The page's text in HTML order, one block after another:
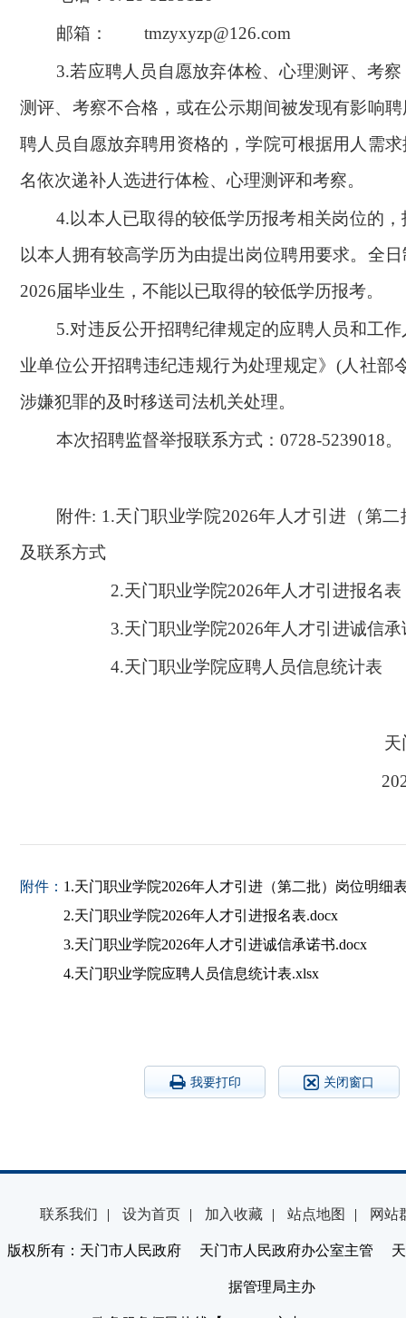
邮箱：
tmzyxyzp@126.com
3.若应聘人员自愿放弃体检、心理测评、考
测评、考察不合格，或在公示期间被发现有影响
聘人员自愿放弃聘用资格的，学院可根据用人需
名依次递补人选进行体检、心理测评和考察。
4.以本人已取得的较低学历报考相关岗位的
以本人拥有较高学历为由提出岗位聘用要求。全
2026届毕业生，不能以已取得的较低学历报考。
5.对违反公开招聘纪律规定的应聘人员和工
业单位公开招聘违纪违规行为处理规定》(人社部
涉嫌犯罪的及时移送司法机关处理。
本次招聘监督举报联系方式：0728-5239018。
附件: 1.天门职业学院2026年人才引进（第
及联系方式
2.天门职业学院2026年人才引进报名表
3.天门职业学院2026年人才引进诚信承
4.天门职业学院应聘人员信息统计表
附件： 1.天门职业学院2026年人才引进（第二批）岗位明细
2.天门职业学院2026年人才引进报名表.docx
3.天门职业学院2026年人才引进诚信承诺书.docx
4.天门职业学院应聘人员信息统计表.xlsx
我要打印 关闭窗口
联系我们 | 设为首页 | 加入收藏 | 站点地图 | 网站
版权所有：天门市人民政府 天门市人民政府办公室主管 天
据管理局主办